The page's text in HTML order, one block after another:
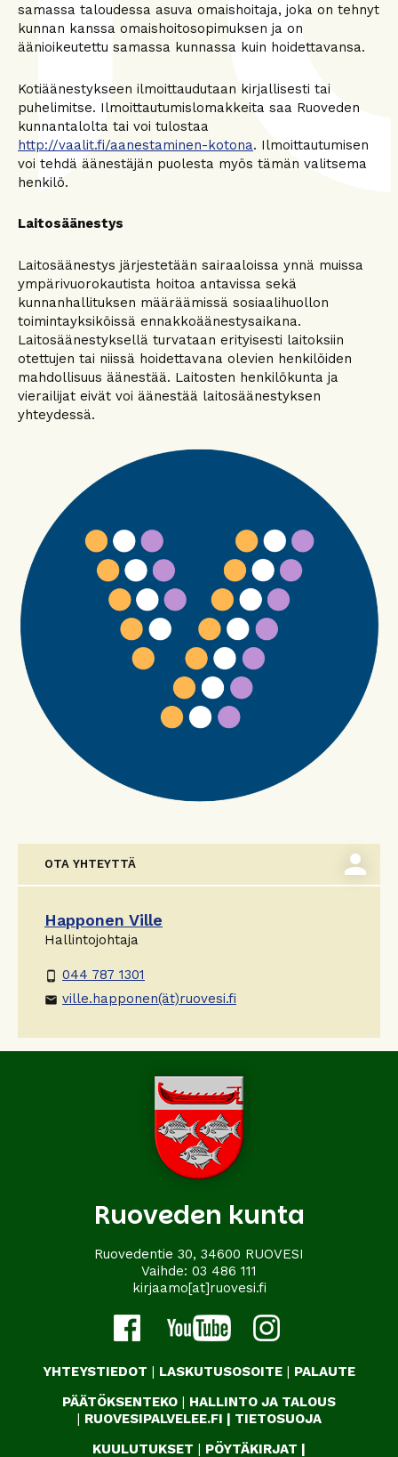
samassa taloudessa asuva omaishoitaja, joka on tehnyt
kunnan kanssa omaishoitosopimuksen ja on
äänioikeutettu samassa kunnassa kuin hoidettavansa.
Kotiäänestykseen ilmoittaudutaan kirjallisesti tai
puhelimitse. Ilmoittautumislomakkeita saa Ruoveden
kunnantalolta tai voi tulostaa
http://vaalit.fi/aanestaminen-kotona. Ilmoittautumisen
voi tehdä äänestäjän puolesta myös tämän valitsema
henkilö.
Laitosäänestys
Laitosäänestys järjestetään sairaaloissa ynnä muissa
ympärivuorokautista hoitoa antavissa sekä
kunnanhallituksen määräämissä sosiaalihuollon
toimintayksiköissä ennakkoäänestysaikana.
Laitosäänestyksellä turvataan erityisesti laitoksiin
otettujen tai niissä hoidettavana olevien henkilöiden
mahdollisuus äänestää. Laitosten henkilökunta ja
vierailijat eivät voi äänestää laitosäänestyksen
yhteydessä.
OTA YHTEYTTÄ person
Happonen Ville
Hallintojohtaja
phone_android 044 787 1301
email ville.happonen(ät)ruovesi.fi
Ruoveden kunta
Ruovedentie 30, 34600 RUOVESI
Vaihde: 03 486 111
kirjaamo[at]ruovesi.fi
YHTEYSTIEDOT LASKUTUSOSOITE
PALAUTE
PÄÄTÖKSENTEKO
HALLINTO JA TALOUS
RUOVESIPALVELEE.FI
TIETOSUOJA
KUULUTUKSET
PÖYTÄKIRJAT